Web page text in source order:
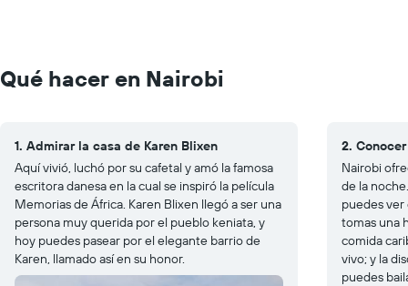
Qué hacer en Nairobi
1. Admirar la casa de Karen Blixen
Aquí vivió, luchó por su cafetal y amó la famosa
escritora danesa en la cual se inspiró la película
Memorias de África. Karen Blixen llegó a ser una
persona muy querida por el pueblo keniata, y
hoy puedes pasear por el elegante barrio de
Karen, llamado así en su honor.
2.
Nairobi
de la
puedes
tomas una
comida
vivo; y la
puedes